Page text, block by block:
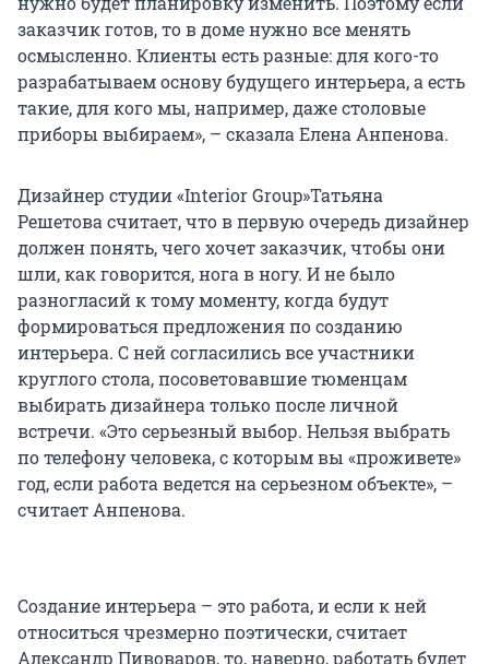
заказчик готов, то в доме нужно все менять
осмысленно. Клиенты есть разные: для кого-то
разрабатываем основу будущего интерьера, а есть
такие, для кого мы, например, даже столовые
приборы выбираем», – сказала Елена Анпенова.
Дизайнер студии «Interior Group»Татьяна
Решетова считает, что в первую очередь дизайнер
должен понять, чего хочет заказчик, чтобы они
шли, как говорится, нога в ногу. И не было
разногласий к тому моменту, когда будут
формироваться предложения по созданию
интерьера. С ней согласились все участники
круглого стола, посоветовавшие тюменцам
выбирать дизайнера только после личной
встречи. «Это серьезный выбор. Нельзя выбрать
по телефону человека, с которым вы «проживете»
год, если работа ведется на серьезном объекте», –
считает Анпенова.
Создание интерьера – это работа, и если к ней
относиться чрезмерно поэтически, считает
Александр Пивоваров, то, наверно, работать будет